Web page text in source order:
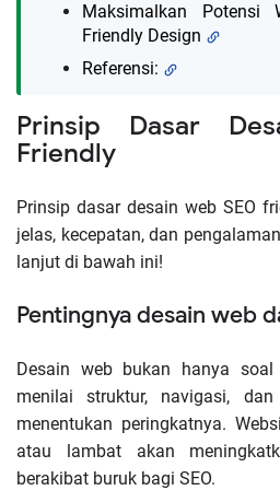
Maksimalkan Potensi
Friendly Design
Referensi:
Prinsip Dasar
Friendly
Prinsip dasar desain web SEO
jelas, kecepatan, dan
lanjut di bawah ini!
Pentingnya desain web
Desain web bukan hanya
menilai struktur, navigasi,
menentukan peringkatnya.
atau lambat akan
berakibat buruk bagi SEO.